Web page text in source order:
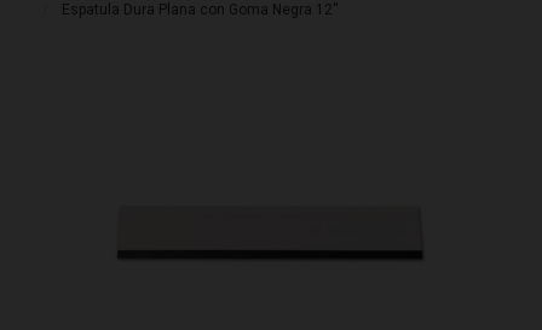
Espatula Dura Plana con Goma Negra 12''